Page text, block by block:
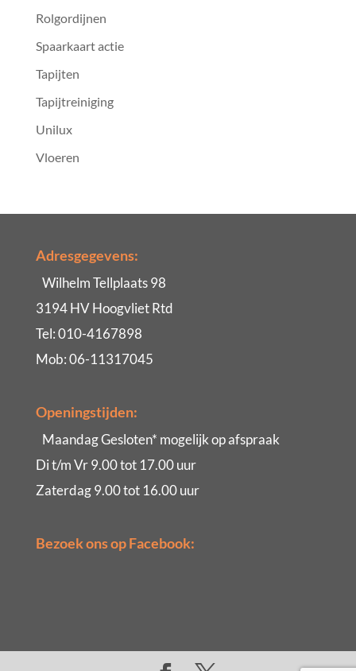
Rolgordijnen
Spaarkaart actie
Tapijten
Tapijtreiniging
Unilux
Vloeren
Adresgegevens:
Wilhelm Tellplaats 98
3194 HV Hoogvliet Rtd
Tel: 010-4167898
Mob: 06-11317045
Openingstijden:
Maandag Gesloten* mogelijk op afspraak
Di t/m Vr 9.00 tot 17.00 uur
Zaterdag 9.00 tot 16.00 uur
Bezoek ons op Facebook: